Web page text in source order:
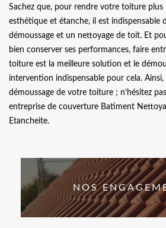
Sachez que, pour rendre votre toiture
esthétique et étanche, il est indispensable
démoussage et un nettoyage de toit. Et
bien conserver ses performances, faire
toiture est la meilleure solution et le
intervention indispensable pour cela. Ainsi,
démoussage de votre toiture ; n’hésitez
entreprise de couverture Batiment
Etancheite.
NOS